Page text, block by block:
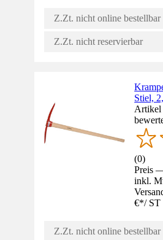
Z.Zt. nicht online bestellbar
Z.Zt. nicht reservierbar
Stiel,
Artikel
(0)
Preis
inkl.
€*/ ST
Z.Zt. nicht online bestellbar